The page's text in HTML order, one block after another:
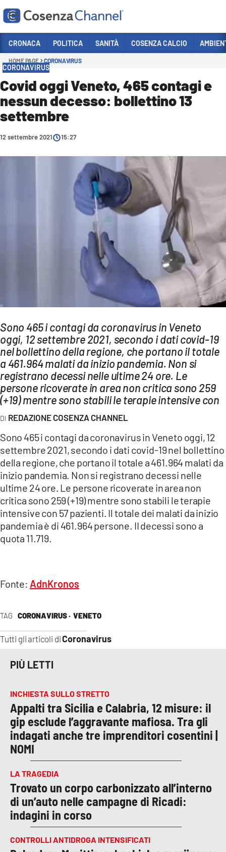
Sezioni
CRONACA
POLITICA
COSENZA CALCIO
ECONOMIA E LAVORO
LAC ONAIR
LaC
Network
LACPLAY.IT
LACTV.IT
LACONAIR.IT
LACITYMAG.IT
ILREGGINO.IT
COSENZACHANNEL.IT
ILVIBONESE.IT
CATANZAROCHANNEL.IT
LACAPITALENEWS.IT
App
CRONACA POLITICA SANITÀ COSENZA CALCIO
HOME PAGE CORONAVIRUS
CORONAVIRUS
Covid oggi Veneto, 465 contagi e
nessun decesso: bollettino 13
settembre
12 settembre 2021 15:27
Sono 465 i contagi da coronavirus in Veneto
oggi, 12 settembre 2021, secondo i dati covid-19
nel bollettino della regione, che portano il totale
a 461.964 malati da inizio pandemia. Non si
registrano decessi nelle ultime 24 ore. Le
persone ricoverate in area non critica sono 259
(+19) mentre sono stabili le terapie intensive con
REDAZIONE COSENZA CHANNEL
TAG CORONAVIRUS · VENETO
Tutti gli articoli diCoronavirus
Sono 465 i contagi da coronavirus in Veneto oggi, 12
settembre 2021, secondo i dati covid-19 nel bollettino
della regione, che portano il totale a 461.964 malati da
inizio pandemia. Non si registrano decessi nelle
ultime 24 ore. Le persone ricoverate in area non
critica sono 259 (+19) mentre sono stabili le terapie
intensive con 57 pazienti. Il totale dei malati da inizio
pandemia è di 461.964 persone. II decessi sono a
quota 11.719.
Fonte: AdnKronos
PIÙ LETTI
INCHIESTA SULLO STRETTO
Appalti tra Sicilia e Calabria, 12 misure: il
gip esclude l’aggravante mafiosa. Tra gli
indagati anche tre imprenditori cosentini |
NOMI
LA TRAGEDIA
Trovato un corpo carbonizzato all’interno
di un’auto nelle campagne di Ricadi:
indagini in corso
CONTROLLI ANTIDROGA INTENSIFICATI